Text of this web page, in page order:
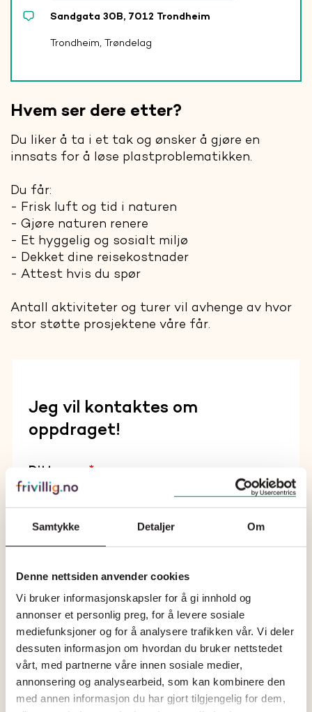
Samtykke Detaljer Om
Denne nettsiden anvender cookies
Vi bruker informasjonskapsler for å gi innhold og
annonser et personlig preg, for å levere sosiale
mediefunksjoner og for å analysere trafikken vår. Vi deler
dessuten informasjon om hvordan du bruker nettstedet
vårt, med partnerne våre innen sosiale medier,
annonsering og analysearbeid, som kan kombinere den
med annen informasjon du har gjort tilgjengelig for dem,
Sandgata 30B, 7012 Trondheim
Trondheim, Trøndelag
Hvem ser dere etter?
Du liker å ta i et tak og ønsker å gjøre en
innsats for å løse plastproblematikken.
Du får:
- Frisk luft og tid i naturen
- Gjøre naturen renere
- Et hyggelig og sosialt miljø
- Dekket dine reisekostnader
- Attest hvis du spør
Antall aktiviteter og turer vil avhenge av hvor
stor støtte prosjektene våre får.
Jeg vil kontaktes om
oppdraget!
Ditt navn *
E-post *
Telefon *